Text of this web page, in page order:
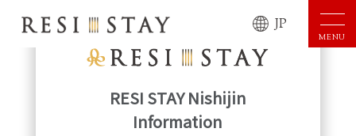
JP
MENU
RESI STAY Nishijin
Information